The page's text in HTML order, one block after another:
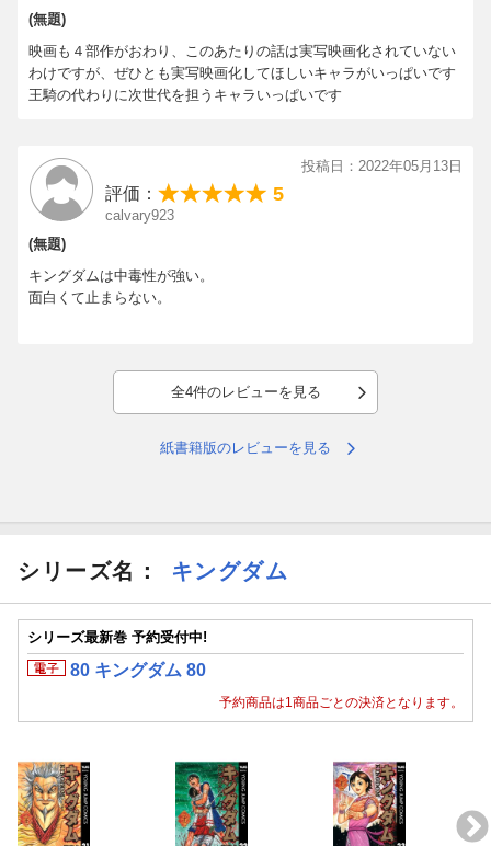
(無題)
映画も４部作がおわり、このあたりの話は実写映画化されていない
わけですが、ぜひとも実写映画化してほしいキャラがいっぱいです
王騎の代わりに次世代を担うキャラいっぱいです
投稿日：2022年05月13日
評価： 5
calvary923
(無題)
キングダムは中毒性が強い。
面白くて止まらない。
全4件のレビューを見る
紙書籍版のレビューを見る
シリーズ名： キングダム
シリーズ最新巻 予約受付中!
80 キングダム 80
予約商品は1商品ごとの決済となります。